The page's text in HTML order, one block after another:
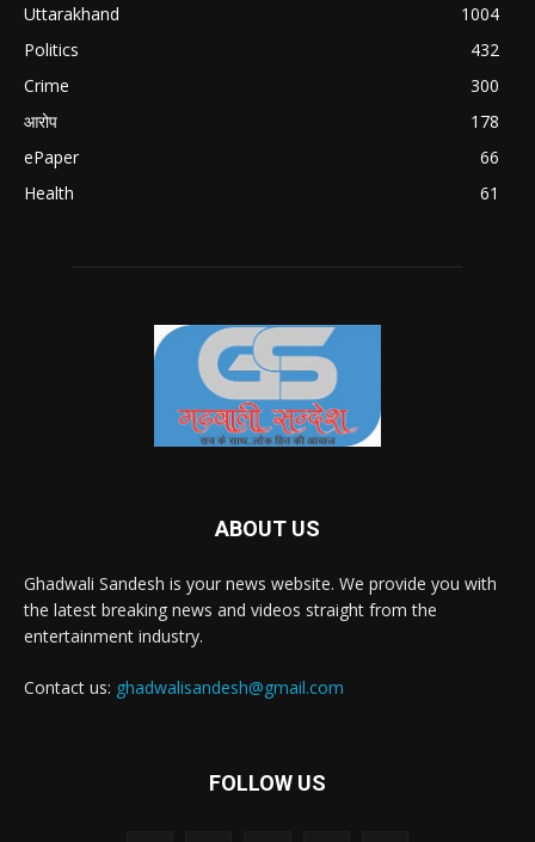
Uttarakhand
1004
Politics
432
Crime
300
आरोप
178
ePaper
66
Health
61
ABOUT US
Ghadwali Sandesh is your news website. We provide you with
the latest breaking news and videos straight from the
entertainment industry.
Contact us: ghadwalisandesh@gmail.com
FOLLOW US